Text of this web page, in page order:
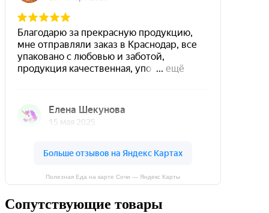
Полезная Еда на карте Сочи — Яндекс Карты
Сопутствующие товары